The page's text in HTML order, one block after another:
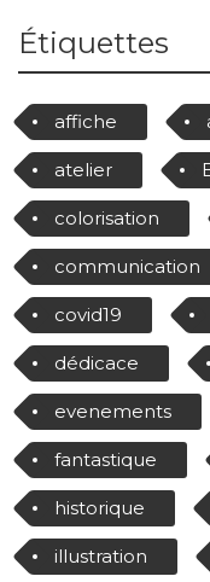
Étiquettes
affiche
atelier
colorisation
communication
covid19
dédicace
evenements
fantastique
historique
illustration